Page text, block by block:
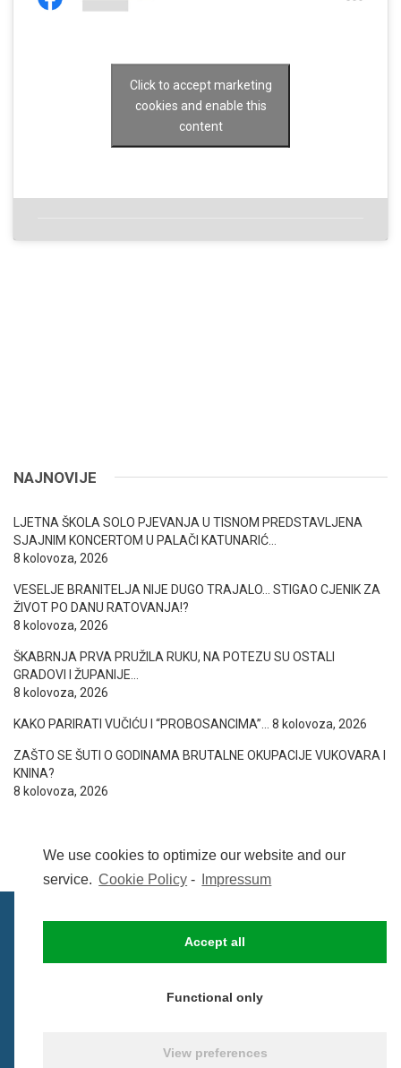
We use cookies to optimize our website and our
service. Cookie Policy - Impressum
Accept all
Functional only
View preferences
Click to accept marketing
cookies and enable this
content
NAJNOVIJE
LJETNA ŠKOLA SOLO PJEVANJA U TISNOM PREDSTAVLJENA
SJAJNIM KONCERTOM U PALAČI KATUNARIĆ…
8 kolovoza, 2026
VESELJE BRANITELJA NIJE DUGO TRAJALO… STIGAO CJENIK ZA
ŽIVOT PO DANU RATOVANJA!?
8 kolovoza, 2026
ŠKABRNJA PRVA PRUŽILA RUKU, NA POTEZU SU OSTALI
GRADOVI I ŽUPANIJE…
8 kolovoza, 2026
KAKO PARIRATI VUČIĆU I “PROBOSANCIMA”… 8 kolovoza, 2026
ZAŠTO SE ŠUTI O GODINAMA BRUTALNE OKUPACIJE VUKOVARA I
KNINA?
8 kolovoza, 2026
UVIJETI KORIŠTENJA COOKIE POLICY (EU)